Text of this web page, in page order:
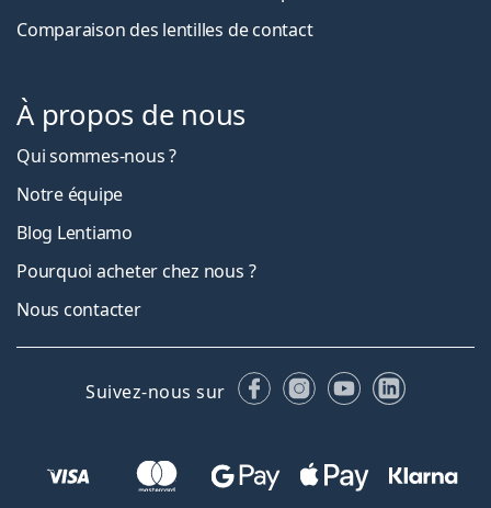
Comparaison des lentilles de contact
À propos de nous
Qui sommes-nous ?
Notre équipe
Blog Lentiamo
Pourquoi acheter chez nous ?
Nous contacter
Suivez-nous sur FacebookInstagram
YouTubeLinkedIn